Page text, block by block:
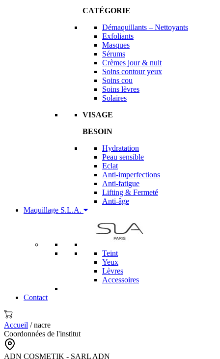
CATÉGORIE
Démaquillants – Nettoyants
Exfoliants
Masques
Sérums
Crèmes jour & nuit
Soins contour yeux
Soins cou
Soins lèvres
Solaires
VISAGE
BESOIN
Hydratation
Peau sensible
Eclat
Anti-imperfections
Anti-fatigue
Lifting & Fermeté
Anti-âge
Maquillage S.L.A.
Teint
Yeux
Lèvres
Accessoires
Contact
Accueil / nacre
Coordonnées de l'institut
ADN COSMETIK - SARL ADN